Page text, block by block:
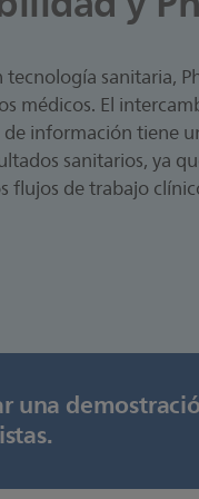
sanitaria,
médicos. El
de información tiene
sanitarios, ya
flujos de trabajo
una